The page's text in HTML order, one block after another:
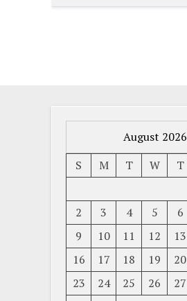
August 2026
S
M T W T
2
3 4 5 6
9
10 11 12 13
16
17 18 19 20
23
24 25 26 27